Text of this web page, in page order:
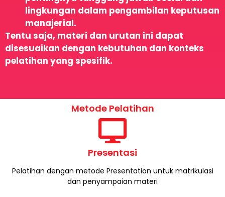
lingkungan dalam pengambilan keputusan
manajerial.
Tentu saja, materi dan urutan ini dapat
disesuaikan dengan kebutuhan dan konteks
pelatihan yang spesifik.
Metode Pelatihan
Presentasi
Pelatihan dengan metode Presentation untuk matrikulasi
dan penyampaian materi